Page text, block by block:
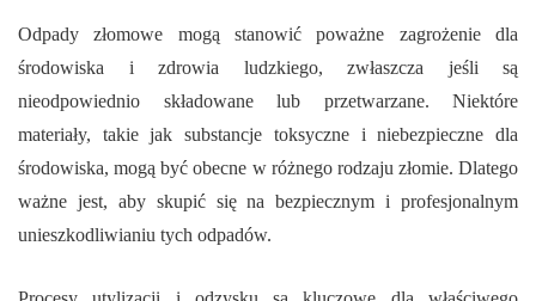
Odpady złomowe mogą stanowić poważne zagrożenie dla
środowiska i zdrowia ludzkiego, zwłaszcza jeśli są
nieodpowiednio składowane lub przetwarzane. Niektóre
materiały, takie jak substancje toksyczne i niebezpieczne dla
środowiska, mogą być obecne w różnego rodzaju złomie. Dlatego
ważne jest, aby skupić się na bezpiecznym i profesjonalnym
unieszkodliwianiu tych odpadów.